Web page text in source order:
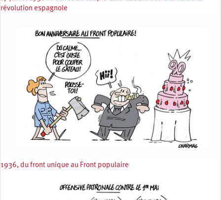
révolution espagnole
1936, du front unique au Front populaire